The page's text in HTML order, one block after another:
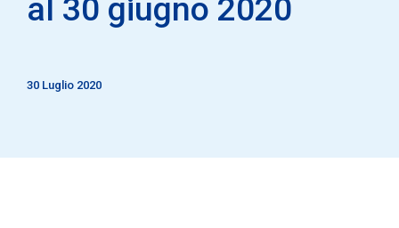
al 30 giugno 2020
30 Luglio 2020